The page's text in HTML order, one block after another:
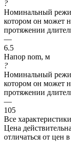
?
Номинальный
котором он может
протяжении
—
6.5
Напор nom, м
?
Номинальный
котором он может
протяжении
—
105
Все характеристики
Цена
отличаться от цен